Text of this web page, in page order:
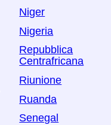
Niger
Nigeria
Repubblica
Centrafricana
Riunione
Ruanda
Senegal